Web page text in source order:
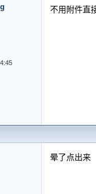
不用附件直
晕了点出来